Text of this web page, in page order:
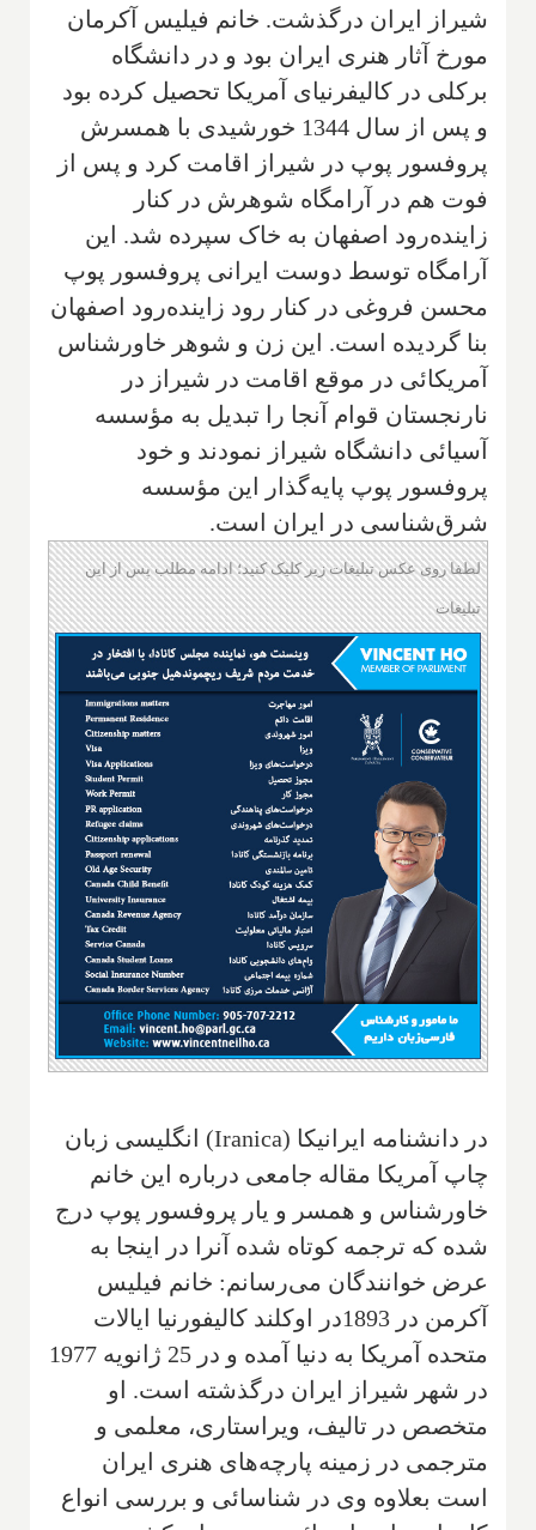
شیراز ایران درگذشت. خانم فیلیس آکرمان‌
مورخ آثار هنری ایران بود و در دانشگاه
برکلی در کالیفرنیا‌ی آمریکا تحصیل کرده بود‌
و پس از سال 1344 خورشیدی با همسرش‌
پروفسور پوپ در شیراز اقامت کرد و پس از
فوت هم در آرامگاه‌ شوهرش در کنار
زاینده‌رود اصفهان‌ به خاک سپرده شد‌. این
آرامگاه توسط دوست ایرانی پروفسور پوپ
محسن فروغی‌ در کنار رود زاینده‌رود اصفهان
بنا گردیده است‌. این زن و شوهر خاور‌شناس
آمریکائی‌ در موقع اقامت در شیراز در
نارنجستا‌ن قوام آنجا را تبدیل به مؤسسه
آسیائی‌ دانشگاه شیراز‌ نمودند و خود
پروفسور پوپ‌ پایه‌گذار این مؤسسه‌
شرق‌شناسی‌ در ایران است‌.
لطفا روی عکس تبلیغات زیر کلیک کنید؛ ادامه مطلب پس از این
تبلیغات
در دانشنامه ایرانیکا (Iranica) انگلیسی زبان
چاپ آمریکا‌ مقاله جامعی در‌باره این خانم‌
خاور‌شناس‌ و همسر و یار پروفسور پوپ‌ درج
شده که ترجمه کوتاه شده آنرا در اینجا‌ به
عرض خوانندگان‌ می‌رسانم‌: خانم‌ فیلیس
آکر‌من در 1893در اوکلند‌ کالیفورنیا ایالات
در شهر شیراز‌ ایران در‌گذشته است. او
متخصص در تالیف، ویراستاری، معلمی و
مترجمی در زمینه پارچه‌های هنری ایران
است بعلاوه وی در‌ شناسائی و بررسی انواع